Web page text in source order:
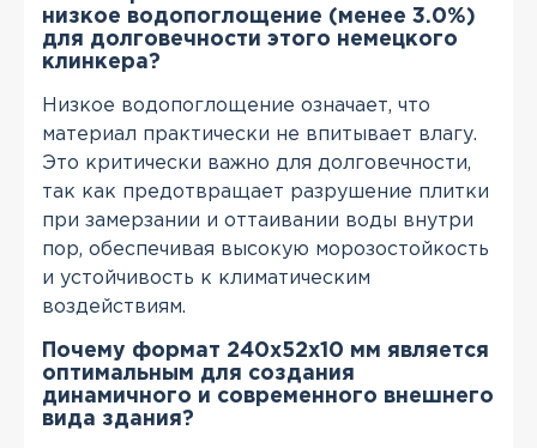
низкое водопоглощение (менее 3.0%)
для долговечности этого немецкого
клинкера?
Низкое водопоглощение означает, что
материал практически не впитывает влагу.
Это критически важно для долговечности,
так как предотвращает разрушение плитки
при замерзании и оттаивании воды внутри
пор, обеспечивая высокую морозостойкость
и устойчивость к климатическим
воздействиям.
Почему формат 240x52x10 мм является
оптимальным для создания
динамичного и современного внешнего
вида здания?